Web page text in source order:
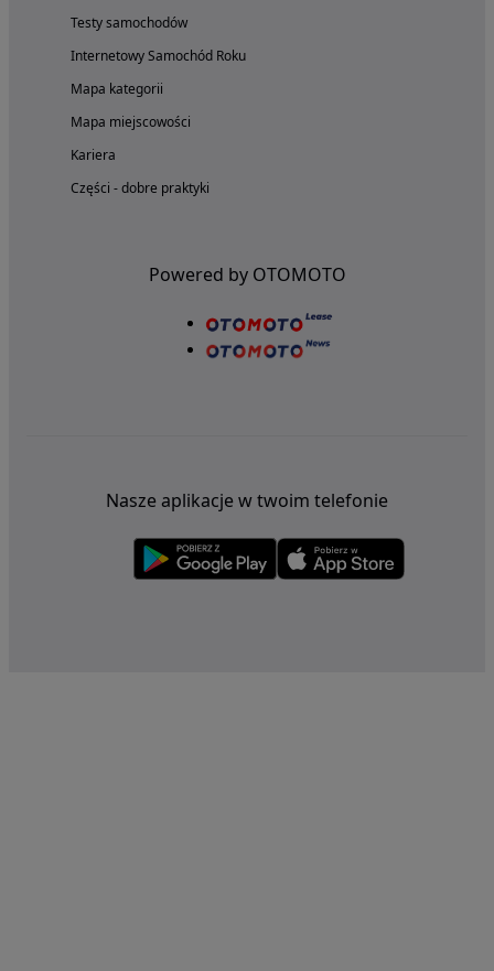
Testy samochodów
Internetowy Samochód Roku
Mapa kategorii
Mapa miejscowości
Kariera
Części - dobre praktyki
Powered by OTOMOTO
Nasze aplikacje w twoim telefonie